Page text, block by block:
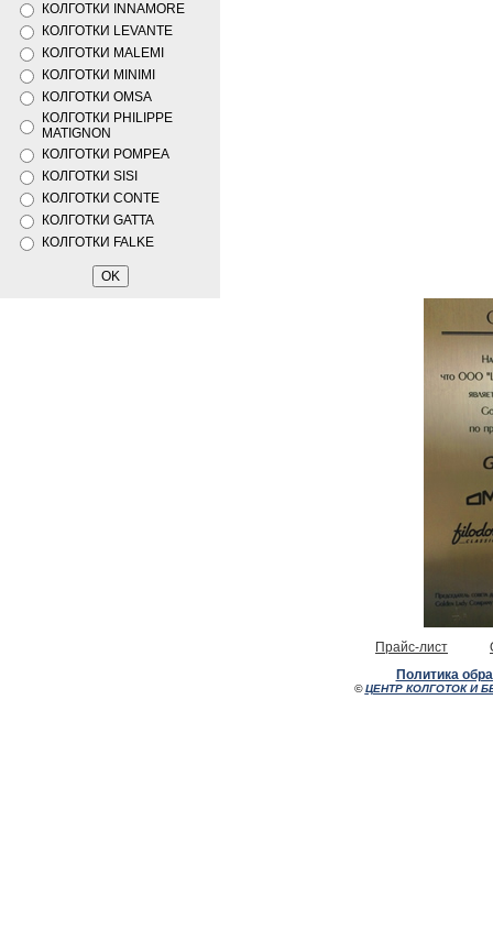
КОЛГОТКИ INNAMORE
КОЛГОТКИ LEVANTE
КОЛГОТКИ MALEMI
КОЛГОТКИ MINIMI
КОЛГОТКИ OMSA
КОЛГОТКИ PHILIPPE
MATIGNON
КОЛГОТКИ POMPEA
КОЛГОТКИ SISI
КОЛГОТКИ CONTE
КОЛГОТКИ GATTA
КОЛГОТКИ FALKE
Прайс-лист
Политика
©ЦЕНТР КОЛГОТОК И